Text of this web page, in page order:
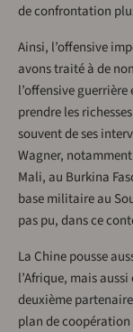
de confrontation
Ainsi, l’offensive
avons traité à de
l’offensive
prendre les
souvent de ses
Wagner,
Mali, au Burkina
base militaire au
pas pu, dans ce
La Chine pousse
l’Afrique, mais
deuxième
plan de